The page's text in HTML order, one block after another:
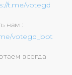
t.me/votegd
нам
votegd_bot
всегда